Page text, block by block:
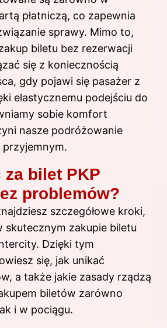
płatniczą, co zapewnia
sprawy. Mimo to,
biletu bez rezerwacji
się z koniecznością
gdy pojawi się pasażer z
elastycznemu podejściu do
sobie komfort
nasze podróżowanie
przyjemnym.
za bilet PKP
problemów?
szczegółowe kroki,
skutecznym zakupie biletu
Dzięki tym
się, jak unikać
a także jakie zasady rządzą
biletów zarówno
i w pociągu.